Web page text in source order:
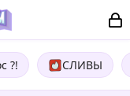
?! СЛИВЫ